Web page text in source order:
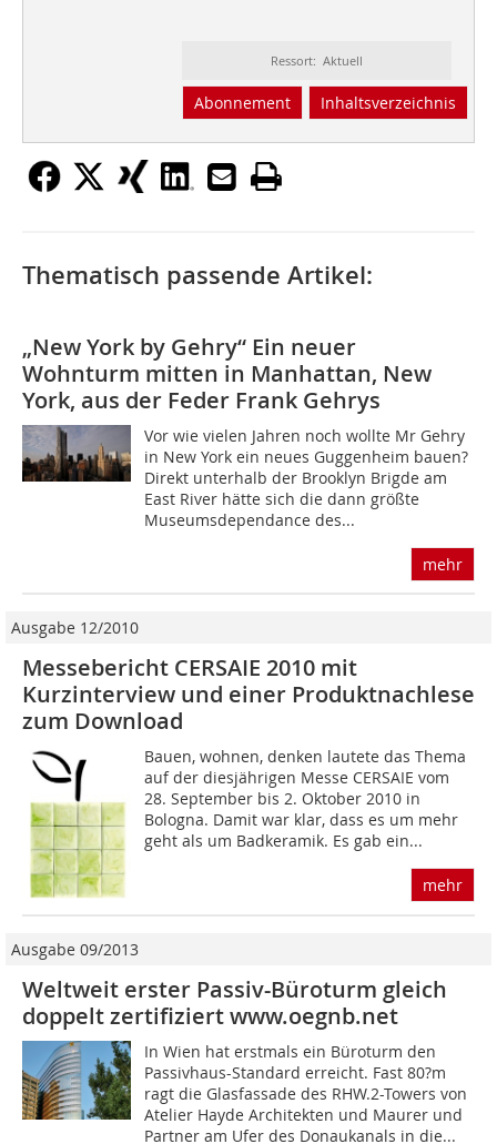
Ressort: Aktuell
Abonnement Inhaltsverzeichnis
Thematisch passende Artikel:
„New York by Gehry“ Ein neuer
Wohnturm mitten in Manhattan, New
York, aus der Feder Frank Gehrys
Vor wie vielen Jahren noch wollte Mr Gehry
in New York ein neues Guggenheim bauen?
Direkt unterhalb der Brooklyn Brigde am
East River hätte sich die dann größte
Museumsdependance des...
mehr
Ausgabe 12/2010
Messebericht CERSAIE 2010 mit
Kurzinterview und einer Produktnachlese
zum Download
Bauen, wohnen, denken lautete das Thema
auf der diesjährigen Messe CERSAIE vom
28. September bis 2. Oktober 2010 in
Bologna. Damit war klar, dass es um mehr
geht als um Badkeramik. Es gab ein...
mehr
Ausgabe 09/2013
Weltweit erster Passiv-Büroturm gleich
doppelt zertifiziert www.oegnb.net
In Wien hat erstmals ein Büroturm den
Passivhaus-Standard erreicht. Fast 80?m
ragt die Glasfassade des RHW.2-Towers von
Atelier Hayde Architekten und Maurer und
Partner am Ufer des Donaukanals in die...